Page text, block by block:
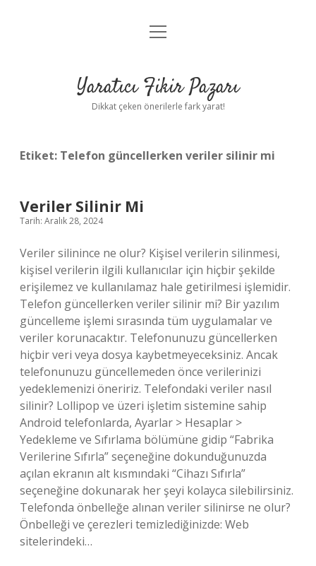
Anasayfa
Yasal Uyarı
menüyü
Yaratıcı Fikir Pazarı
Dikkat çeken önerilerle fark yarat!
Etiket: Telefon güncellerken veriler silinir mi
Veriler Silinir Mi
Tarih: Aralık 28, 2024
Veriler silinince ne olur? Kişisel verilerin silinmesi,
kişisel verilerin ilgili kullanıcılar için hiçbir şekilde
erişilemez ve kullanılamaz hale getirilmesi işlemidir.
Telefon güncellerken veriler silinir mi? Bir yazılım
güncelleme işlemi sırasında tüm uygulamalar ve
veriler korunacaktır. Telefonunuzu güncellerken
hiçbir veri veya dosya kaybetmeyeceksiniz. Ancak
telefonunuzu güncellemeden önce verilerinizi
yedeklemenizi öneririz. Telefondaki veriler nasıl
silinir? Lollipop ve üzeri işletim sistemine sahip
Android telefonlarda, Ayarlar > Hesaplar >
Yedekleme ve Sıfırlama bölümüne gidip “Fabrika
Verilerine Sıfırla” seçeneğine dokunduğunuzda
açılan ekranın alt kısmındaki “Cihazı Sıfırla”
seçeneğine dokunarak her şeyi kolayca silebilirsiniz.
Telefonda önbelleğe alınan veriler silinirse ne olur?
Önbelleği ve çerezleri temizlediğinizde: Web
sitelerindeki…